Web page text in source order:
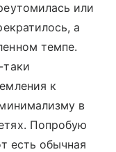
или
а
темпе.
таки
к
в
Попробую
есть обычная